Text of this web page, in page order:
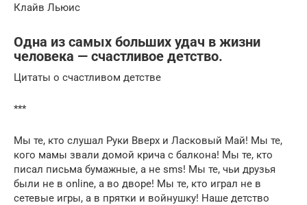
Клайв Льюис
Одна из самых больших удач в жизни
человека — счастливое детство.
Цитаты о счастливом детстве
***
Мы те, кто слушал Руки Вверх и Ласковый Май! Мы те,
кого мамы звали домой крича с балкона! Мы те, кто
писал письма бумажные, а не sms! Мы те, чьи друзья
были не в online, а во дворе! Мы те, кто играл не в
сетевые игры, а в прятки и войнушку! Наше детство